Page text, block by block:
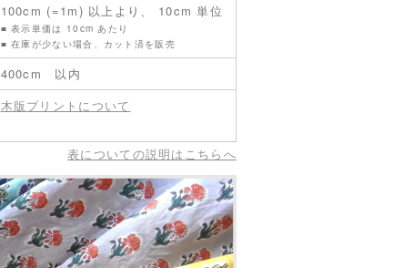
100cm (=1m) 以上より、 10cm 単位
■ 表示単価は 10cm あたり
■ 在庫が少ない場合、カット済を販売
400cm 以内
木版プリントについて
表についての説明はこちらへ